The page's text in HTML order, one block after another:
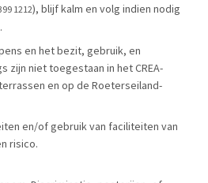
1212), blijf kalm en volg indien nodig
en het bezit, gebruik, en
zijn niet toegestaan in het CREA-
en op de Roeterseiland-
en/of gebruik van faciliteiten van
risico.